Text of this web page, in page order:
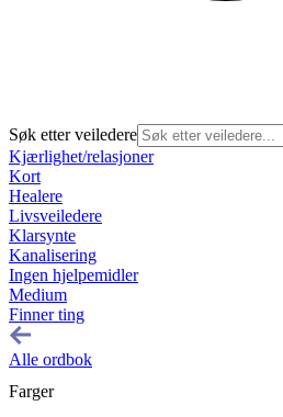
Søk etter veiledere
Kjærlighet/relasjoner
Kort
Healere
Livsveiledere
Klarsynte
Kanalisering
Ingen hjelpemidler
Medium
Finner ting
Alle ordbok
Farger